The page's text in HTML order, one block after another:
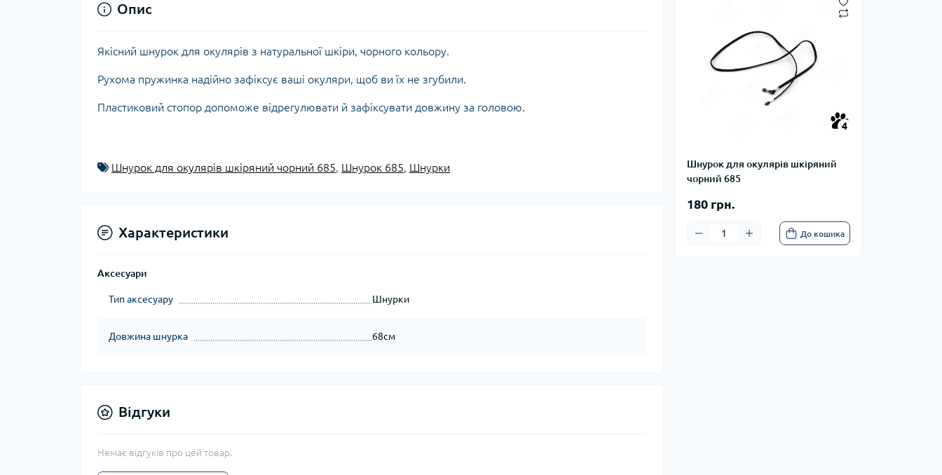
4
Шнурок для окулярів шкіряний
чорний 685
180 грн.
До кошика
Опис
Якісний шнурок для окулярів з натуральної шкіри, чорного кольору.
Рухома пружинка надійно зафіксує ваші окуляри, щоб ви їх не згубили.
Пластиковий стопор допоможе відрегулювати й зафіксувати довжину за головою.
Шнурок для окулярів шкіряний чорний 685, Шнурок 685, Шнурки
Характеристики
Аксесуари
Тип аксесуару Шнурки
Довжина шнурка 68см
Відгуки
Немає відгуків про цей товар.